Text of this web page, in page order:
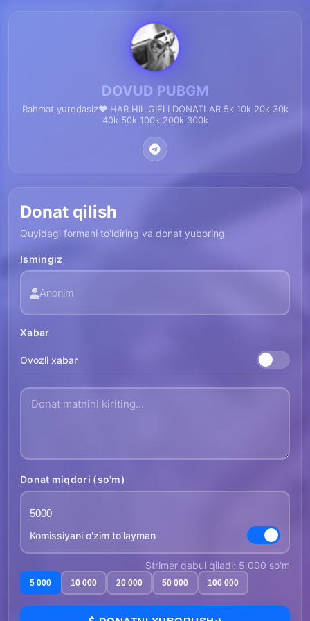
DOVUD PUBGM
Rahmat yuredasiz❤️ HAR HIL GIFLI DONATLAR 5k 10k 20k 30k
40k 50k 100k 200k 300k
Donat qilish
Quyidagi formani to'ldiring va donat yuboring
Ismingiz
Xabar
Ovozli xabar
Donat miqdori (so'm)
Komissiyani o'zim to'layman
Strimer qabul qiladi: 5 000 so'm
5 000 10 000 20 000 50 000 100 000